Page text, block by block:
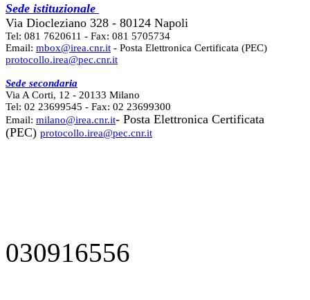
Sede istituzionale
Via Diocleziano 328 - 80124 Napoli
Tel: 081 7620611 - Fax: 081 5705734
Email: mbox@irea.cnr.it - Posta Elettronica Certificata (PEC)
protocollo.irea@pec.cnr.it
Sede secondaria
Via A Corti, 12 - 20133 Milano
Tel: 02 23699545 - Fax: 02 23699300
Email: milano@irea.cnr.it- Posta Elettronica Certificata
(PEC) protocollo.irea@pec.cnr.it
030916556